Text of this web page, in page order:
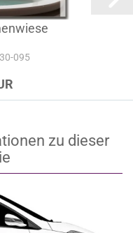
095
zu dieser